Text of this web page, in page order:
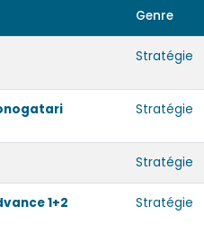
Genre
Stratégie
Stratégie
Stratégie
1+2
Stratégie